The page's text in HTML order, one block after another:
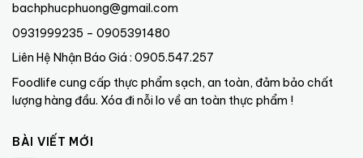
bachphucphuong@gmail.com
0931999235 – 0905391480
Liên Hệ Nhận Báo Giá : 0905.547.257
Foodlife cung cấp thực phẩm sạch, an toàn, đảm bảo chất
lượng hàng đầu. Xóa đi nỗi lo về an toàn thực phẩm !
BÀI VIẾT MỚI